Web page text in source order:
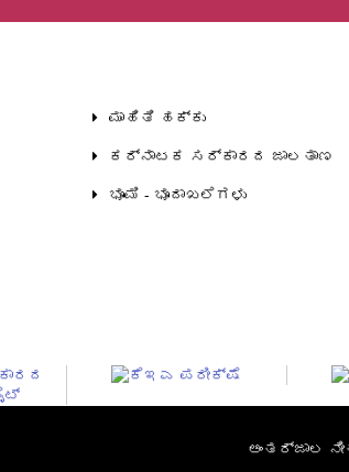
ಮಾಹಿತಿ ಹಕ್ಕು
ಕರ್ನಾಟಕ ಸರ್ಕಾರದ ಜಾಲತಾಣ
ಭೂಮಿ - ಭೂದಾಖಲೆಗಳು
ಅಂತರ್ಜಾಲ